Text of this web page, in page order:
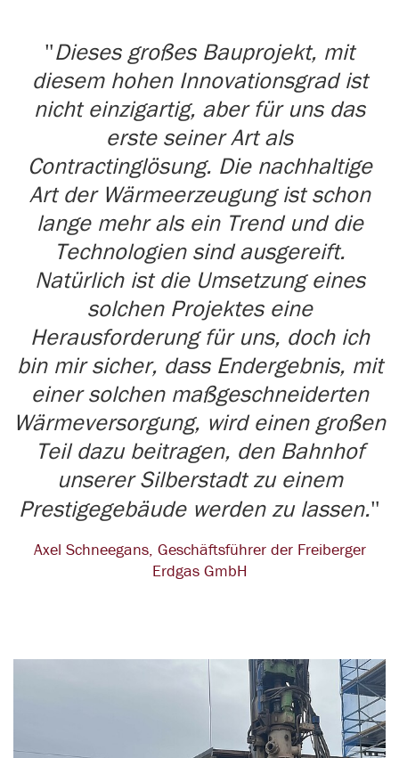
Dieses großes Bauprojekt, mit
diesem hohen Innovationsgrad ist
nicht einzigartig, aber für uns das
erste seiner Art als
Contractinglösung. Die nachhaltige
Art der Wärmeerzeugung ist schon
lange mehr als ein Trend und die
Technologien sind ausgereift.
Natürlich ist die Umsetzung eines
solchen Projektes eine
Herausforderung für uns, doch ich
bin mir sicher, dass Endergebnis, mit
einer solchen maßgeschneiderten
Wärmeversorgung, wird einen großen
Teil dazu beitragen, den Bahnhof
unserer Silberstadt zu einem
Prestigegebäude werden zu lassen.
Axel Schneegans, Geschäftsführer der Freiberger
Erdgas GmbH